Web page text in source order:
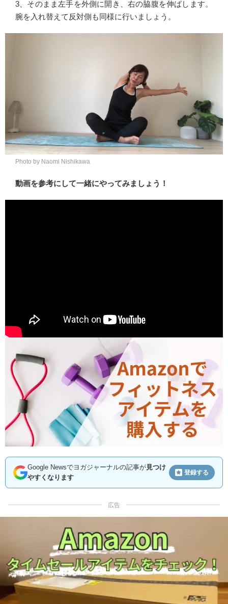
3、そのまま左手を外側に開き、右の脇腹を伸ばします。
腕を入れ替えて反対側も同様に行いましょう。
Photo by Naomi Nishikawa
動画を参考にして一緒にやってみましょう！
Google Newsでヨガジャーナルの記事が見つけ
やすくなります
登録する
広告